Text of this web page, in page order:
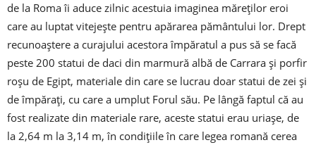
de la Roma îi aduce zilnic acestuia imaginea măreților eroi
care au luptat vitejește pentru apărarea pământului lor. Drept
recunoaștere a curajului acestora împăratul a pus să se facă
peste 200 statui de daci din marmură albă de Carrara și porfir
roșu de Egipt, materiale din care se lucrau doar statui de zei și
de împărați, cu care a umplut Forul său. Pe lângă faptul că au
fost realizate din materiale rare, aceste statui erau uriașe, de
la 2,64 m la 3,14 m, în condițiile în care legea romană cerea